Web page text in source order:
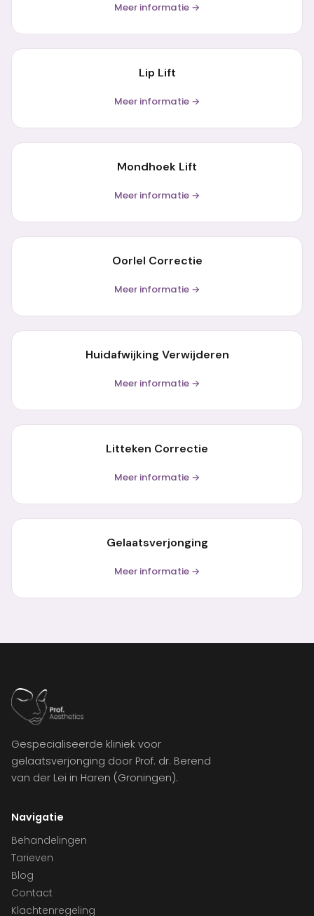
Meer informatie →
Lip Lift
Meer informatie →
Mondhoek Lift
Meer informatie →
Oorlel Correctie
Meer informatie →
Huidafwijking Verwijderen
Meer informatie →
Litteken Correctie
Meer informatie →
Gelaatsverjonging
Meer informatie →
Gespecialiseerde kliniek voor
gelaatsverjonging door Prof. dr. Berend
van der Lei in Haren (Groningen).
Navigatie
Behandelingen
Tarieven
Blog
Contact
Klachtenregeling